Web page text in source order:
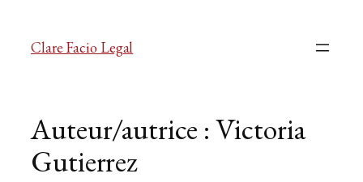
Clare Facio Legal
Auteur/autrice :Victoria
Gutierrez